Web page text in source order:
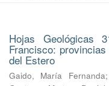
Hojas Geológicas
Francisco:
del Estero
Gaido, María Fernanda